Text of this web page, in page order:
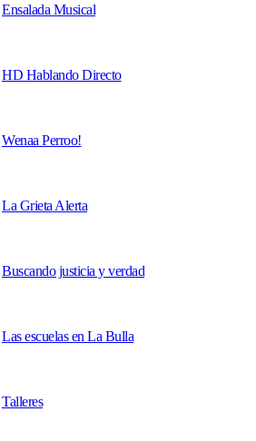
Ensalada Musical
HD Hablando Directo
Wenaa Perroo!
La Grieta Alerta
Buscando justicia y verdad
Las escuelas en La Bulla
Talleres